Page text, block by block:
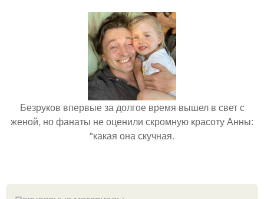
Безруков впервые за долгое время вышел в свет с
женой, но фанаты не оценили скромную красоту Анны:
"какая она скучная.